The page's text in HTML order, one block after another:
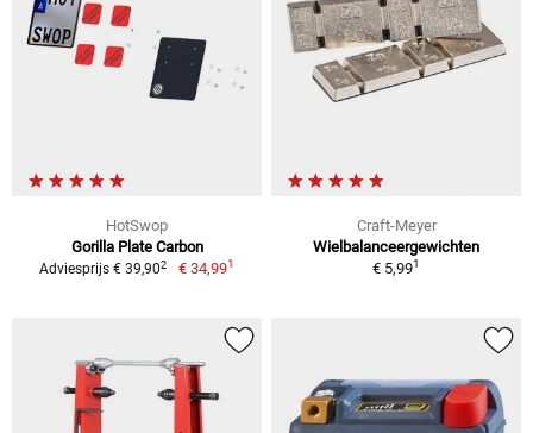
HotSwop
Gorilla Plate Carbon
Adviesprijs € 39,902 € 34,991
Craft-Meyer
Wielbalanceergewichten
€ 5,991